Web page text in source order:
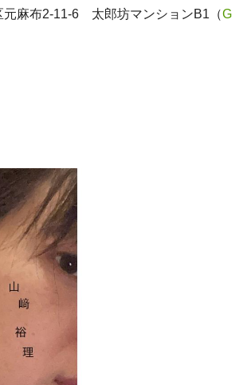
麻布2-11-6 太郎坊マンションB1（G